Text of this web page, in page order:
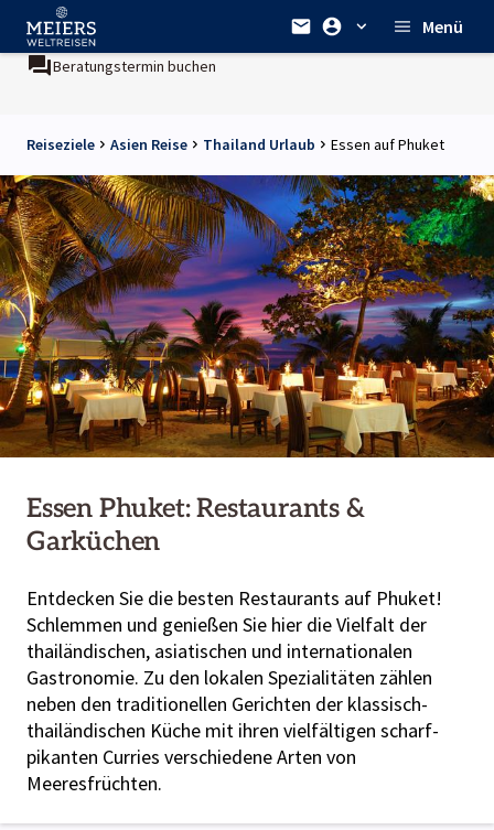
Menü
Beratungstermin buchen
Reiseziele Asien Reise Thailand Urlaub Essen auf Phuket
Essen Phuket: Restaurants &
Garküchen
Entdecken Sie die besten Restaurants auf Phuket!
Schlemmen und genießen Sie hier die Vielfalt der
thailändischen, asiatischen und internationalen
Gastronomie. Zu den lokalen Spezialitäten zählen
neben den traditionellen Gerichten der klassisch-
thailändischen Küche mit ihren vielfältigen scharf-
pikanten Curries verschiedene Arten von
Meeresfrüchten.